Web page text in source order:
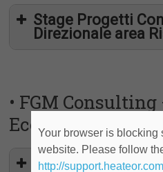
Stage Progetti
Direzionale area
• FGM
Economia,
Stage Progetti
Your browser is blocking
website. Please follow
http://